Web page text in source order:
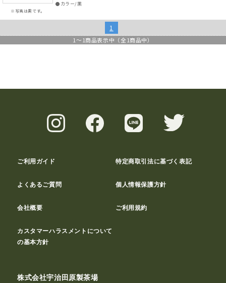
※写真は黒です。
●カラー/黒
1
1 ～ 1商品表示中（全 1商品中）
ご利用ガイド 特定商取引法に基づく表記
よくあるご質問 個人情報保護方針
会社概要 ご利用規約
カスタマーハラスメントについて
の基本方針
株式会社宇治田原製茶場